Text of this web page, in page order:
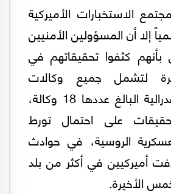
الاستخبارات الأميركية
إلا أن المسؤولين الأمنيين
بأنهم كثفوا تحقيقاتهم في
لتشمل جميع وكالات
الاستخبارات الفدرالية البالغ عددها 18 وكالة،
على احتمال تورط
الروسية، في حوادث
أميركيين في أكثر من بلد
الأخيرة.